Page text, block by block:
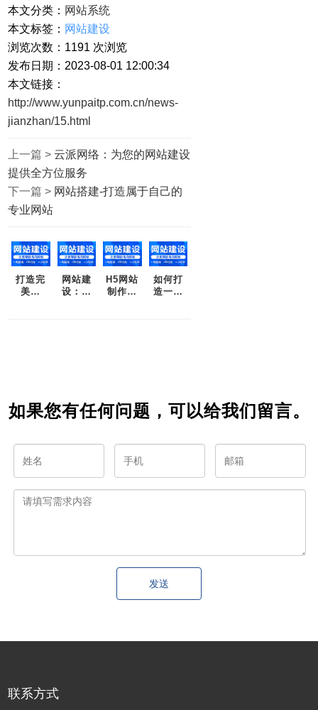
本文分类： 网站系统
本文标签： 网站建设
浏览次数： 1191 次浏览
发布日期：2023-08-01 12:00:34
本文链接：
http://www.yunpaitp.com.cn/news-
jianzhan/15.html
上一篇 > 云派网络：为您的网站建设
提供全方位服务
下一篇 > 网站搭建-打造属于自己的
专业网站
打造完
美网
网站建
设：解
H5网站
制作：
如何打
造一个
如果您有任何问题，可以给我们留言。
发送
联系方式